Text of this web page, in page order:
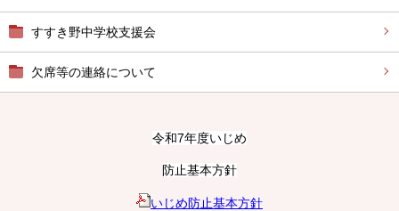
すすき野中学校支援会
欠席等の連絡について
令和7年度いじめ
防止基本方針
いじめ防止基本方針